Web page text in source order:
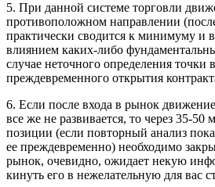
5. При данной системе торговли
противоположном направлении
практически сводится к минимуму и
влиянием каких-либо
случае неточного определения точки
преждевременного открытия
6. Если после входа в рынок
все же не развивается, то через 35-50
позиции (если повторный анализ
ее преждевременно) необходимо
рынок, очевидно, ожидает некую
кинуть его в нежелательную для вас